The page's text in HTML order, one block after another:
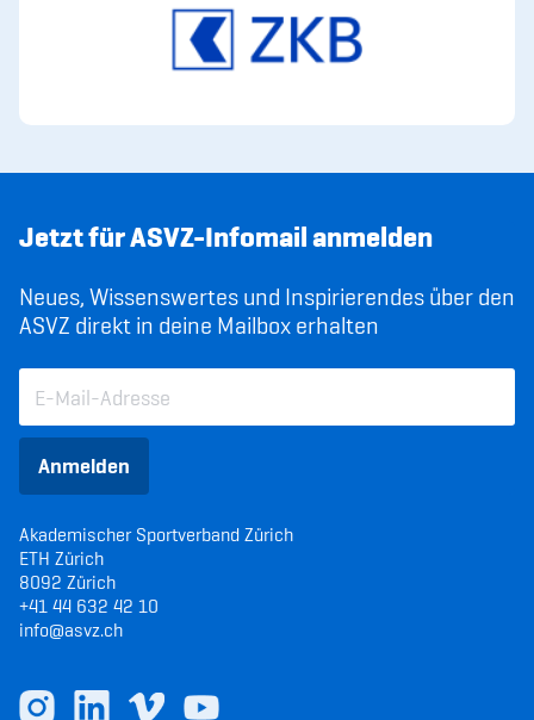
Jetzt für ASVZ-Infomail anmelden
Neues, Wissenswertes und Inspirierendes über den
ASVZ direkt in deine Mailbox erhalten
Anmelden
Akademischer Sportverband Zürich
ETH Zürich
8092 Zürich
+41 44 632 42 10
info@asvz.ch